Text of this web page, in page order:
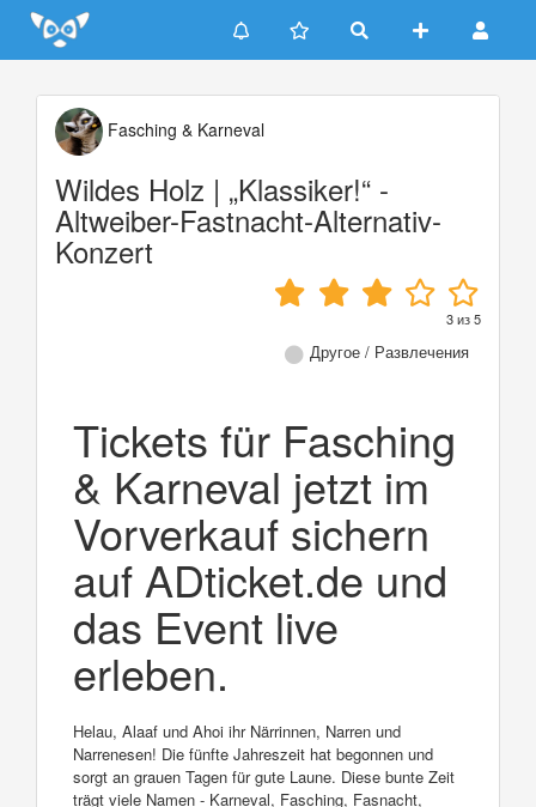
Update cookies preferences
Fasching & Karneval
Wildes Holz | „Klassiker!“ -
Altweiber-Fastnacht-Alternativ-
Konzert
3из5
Другое / Развлечения
Tickets für Fasching
& Karneval jetzt im
Vorverkauf sichern
auf ADticket.de und
das Event live
erleben.
Helau, Alaaf und Ahoi ihr Närrinnen, Narren und
Narrenesen! Die fünfte Jahreszeit hat begonnen und
sorgt an grauen Tagen für gute Laune. Diese bunte Zeit
trägt viele Namen - Karneval, Fasching, Fasnacht,